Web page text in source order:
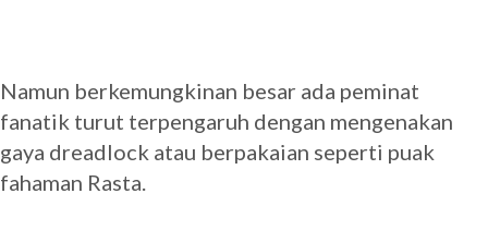
Namun berkemungkinan besar ada peminat
fanatik turut terpengaruh dengan mengenakan
gaya dreadlock atau berpakaian seperti puak
fahaman Rasta.